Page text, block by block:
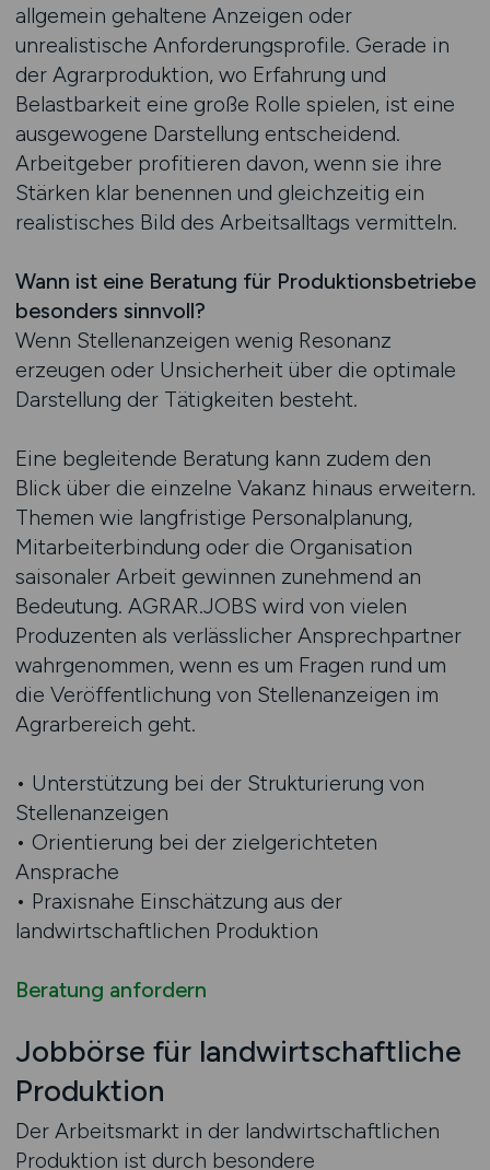
allgemein gehaltene Anzeigen oder
unrealistische Anforderungsprofile. Gerade in
der Agrarproduktion, wo Erfahrung und
Belastbarkeit eine große Rolle spielen, ist eine
ausgewogene Darstellung entscheidend.
Arbeitgeber profitieren davon, wenn sie ihre
Stärken klar benennen und gleichzeitig ein
realistisches Bild des Arbeitsalltags vermitteln.
Wann ist eine Beratung für Produktionsbetriebe
besonders sinnvoll?
Wenn Stellenanzeigen wenig Resonanz
erzeugen oder Unsicherheit über die optimale
Darstellung der Tätigkeiten besteht.
Eine begleitende Beratung kann zudem den
Blick über die einzelne Vakanz hinaus erweitern.
Themen wie langfristige Personalplanung,
Mitarbeiterbindung oder die Organisation
saisonaler Arbeit gewinnen zunehmend an
Bedeutung. AGRAR.JOBS wird von vielen
Produzenten als verlässlicher Ansprechpartner
wahrgenommen, wenn es um Fragen rund um
die Veröffentlichung von Stellenanzeigen im
Agrarbereich geht.
• Unterstützung bei der Strukturierung von
Stellenanzeigen
• Orientierung bei der zielgerichteten
Ansprache
• Praxisnahe Einschätzung aus der
landwirtschaftlichen Produktion
Beratung anfordern
Jobbörse für landwirtschaftliche
Produktion
Der Arbeitsmarkt in der landwirtschaftlichen
Produktion ist durch besondere